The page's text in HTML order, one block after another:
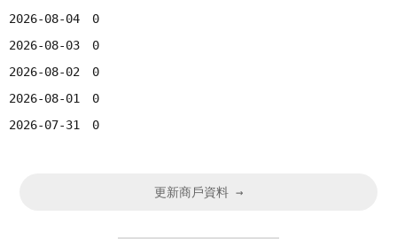
2026-08-04
0
2026-08-03
0
2026-08-02
0
2026-08-01
0
2026-07-31
0
更新商戶資料 →